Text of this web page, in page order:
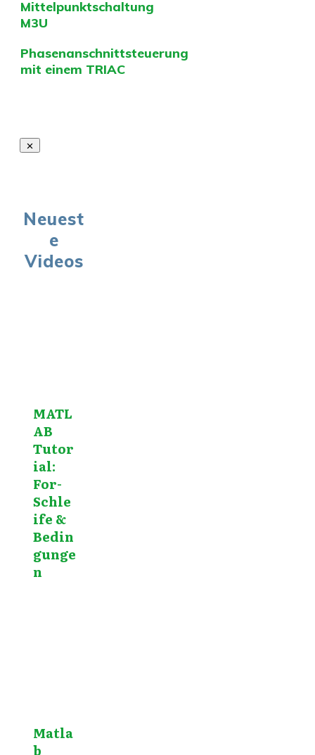
Mittelpunktschaltung
M3U
Phasenanschnittsteuerung
mit einem TRIAC
Neuest
e
Videos
MATL
AB
Tutor
ial:
For-
Schle
ife &
Bedin
gunge
n
Matla
b